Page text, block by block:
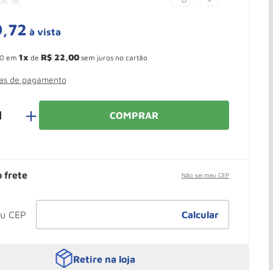
,72 à vista
em 1 de R$ 22,00sem juros no cartão
de pagamento
＋ COMPRAR
frete Não sei meu CEP
Retire na loja